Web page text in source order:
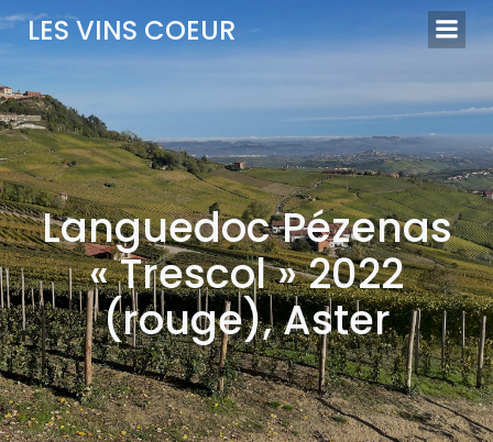
Aller
au
contenu
LES VINS COEUR
Languedoc Pézenas
« Trescol » 2022
(rouge), Aster